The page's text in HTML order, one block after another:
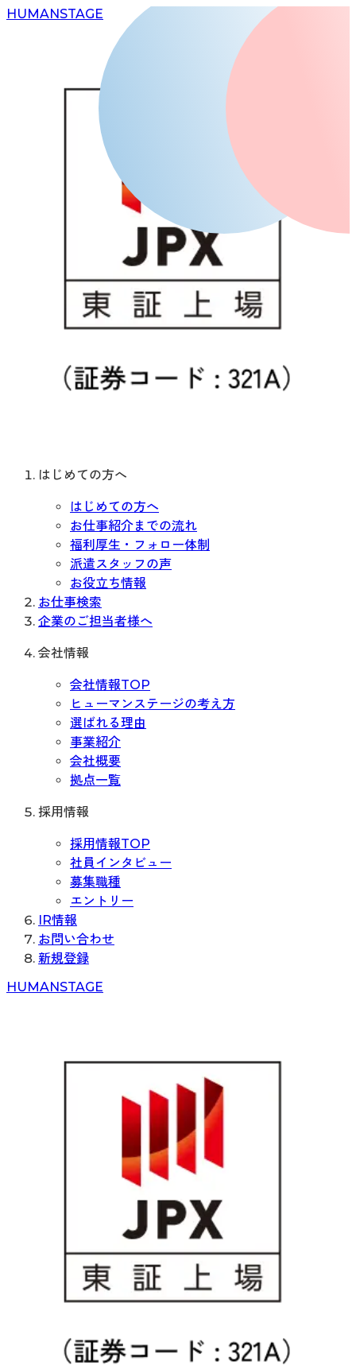
HUMANSTAGE
はじめての方へ
はじめての方へ
お仕事紹介までの流れ
福利厚生・フォロー体制
派遣スタッフの声
お役立ち情報
お仕事検索
企業のご担当者様へ
会社情報
会社情報TOP
ヒューマンステージの考え方
選ばれる理由
事業紹介
会社概要
拠点一覧
採用情報
採用情報TOP
社員インタビュー
募集職種
エントリー
IR情報
お問い合わせ
新規登録
HUMANSTAGE